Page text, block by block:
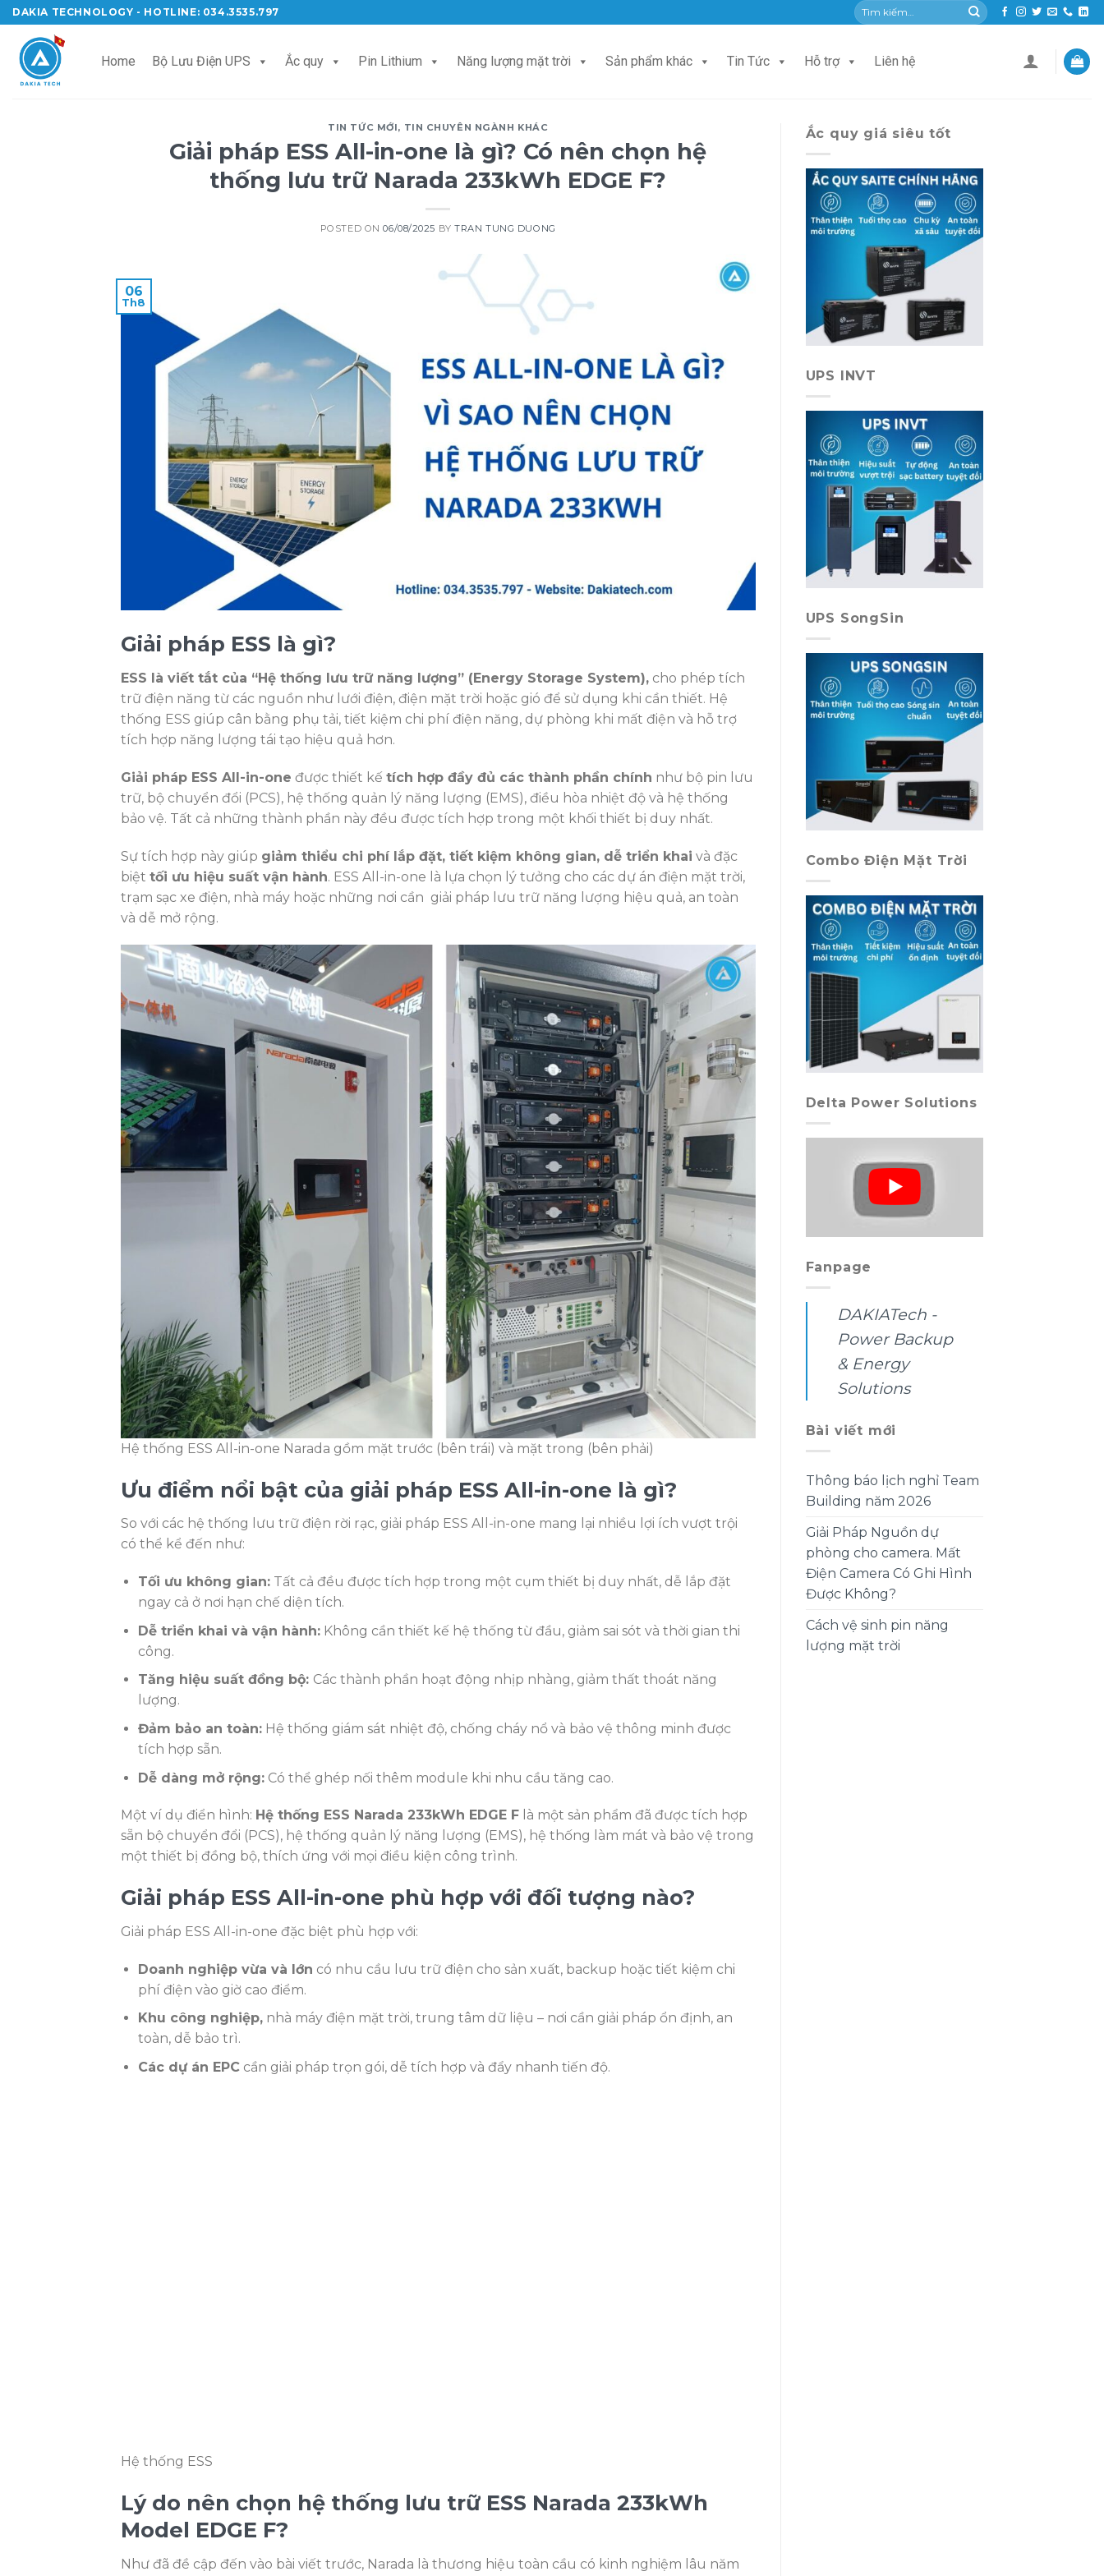
Skip
to
content
DAKIA TECHNOLOGY - HOTLINE: 034.3535.797
Tìm
kiếm:
Home Bộ Lưu Điện UPS Ắc quy Pin Lithium Năng lượng mặt trời Sản phẩm khác Tin Tức Hỗ trợ Liên hệ
TIN TỨC MỚI, TIN CHUYÊN NGÀNH KHÁC
Giải pháp ESS All-in-one là gì? Có nên chọn hệ
thống lưu trữ Narada 233kWh EDGE F?
POSTED ON06/08/2025 BYTRAN TUNG DUONG
06
Th8
Giải pháp ESS là gì?
ESS là viết tắt của “Hệ thống lưu trữ năng lượng” (Energy Storage System), cho phép tích
trữ điện năng từ các nguồn như lưới điện, điện mặt trời hoặc gió để sử dụng khi cần thiết. Hệ
thống ESS giúp cân bằng phụ tải, tiết kiệm chi phí điện năng, dự phòng khi mất điện và hỗ trợ
tích hợp năng lượng tái tạo hiệu quả hơn.
Giải pháp ESS All-in-one được thiết kế tích hợp đầy đủ các thành phần chính như bộ pin lưu
trữ, bộ chuyển đổi (PCS), hệ thống quản lý năng lượng (EMS), điều hòa nhiệt độ và hệ thống
bảo vệ. Tất cả những thành phần này đều được tích hợp trong một khối thiết bị duy nhất.
Sự tích hợp này giúp giảm thiểu chi phí lắp đặt, tiết kiệm không gian, dễ triển khai và đặc
biệt tối ưu hiệu suất vận hành. ESS All-in-one là lựa chọn lý tưởng cho các dự án điện mặt trời,
trạm sạc xe điện, nhà máy hoặc những nơi cần giải pháp lưu trữ năng lượng hiệu quả, an toàn
và dễ mở rộng.
Hệ thống ESS All-in-one Narada gồm mặt trước (bên trái) và mặt trong (bên phải)
Ưu điểm nổi bật của giải pháp ESS All-in-one là gì?
So với các hệ thống lưu trữ điện rời rạc, giải pháp ESS All-in-one mang lại nhiều lợi ích vượt trội
có thể kể đến như:
Tối ưu không gian:Tất cả đều được tích hợp trong một cụm thiết bị duy nhất, dễ lắp đặt
ngay cả ở nơi hạn chế diện tích.
Dễ triển khai và vận hành:Không cần thiết kế hệ thống từ đầu, giảm sai sót và thời gian thi
công.
Tăng hiệu suất đồng bộ: Các thành phần hoạt động nhịp nhàng, giảm thất thoát năng
lượng.
Đảm bảo an toàn:Hệ thống giám sát nhiệt độ, chống cháy nổ và bảo vệ thông minh được
tích hợp sẵn.
Dễ dàng mở rộng:Có thể ghép nối thêm module khi nhu cầu tăng cao.
Một ví dụ điển hình: Hệ thống ESS Narada 233kWh EDGE F là một sản phẩm đã được tích hợp
sẵn bộ chuyển đổi (PCS), hệ thống quản lý năng lượng (EMS), hệ thống làm mát và bảo vệ trong
một thiết bị đồng bộ, thích ứng với mọi điều kiện công trình.
Giải pháp ESS All-in-one phù hợp với đối tượng nào?
Giải pháp ESS All-in-one đặc biệt phù hợp với:
Doanh nghiệp vừa và lớn có nhu cầu lưu trữ điện cho sản xuất, backup hoặc tiết kiệm chi
phí điện vào giờ cao điểm.
Khu công nghiệp,nhà máy điện mặt trời, trung tâm dữ liệu – nơi cần giải pháp ổn định, an
toàn, dễ bảo trì.
Các dự án EPCcần giải pháp trọn gói, dễ tích hợp và đẩy nhanh tiến độ.
Hệ thống ESS
Lý do nên chọn hệ thống lưu trữ ESS Narada 233kWh
Model EDGE F?
Như đã đề cập đến vào bài viết trước, Narada là thương hiệu toàn cầu có kinh nghiệm lâu năm
Ắc quy giá siêu tốt
UPS INVT
UPS SongSin
Combo Điện Mặt Trời
Delta Power Solutions
Fanpage
DAKIATech -
Power Backup
& Energy
Solutions
Bài viết mới
Thông báo lịch nghỉ Team
Building năm 2026
Giải Pháp Nguồn dự
phòng cho camera. Mất
Điện Camera Có Ghi Hình
Được Không?
Cách vệ sinh pin năng
lượng mặt trời